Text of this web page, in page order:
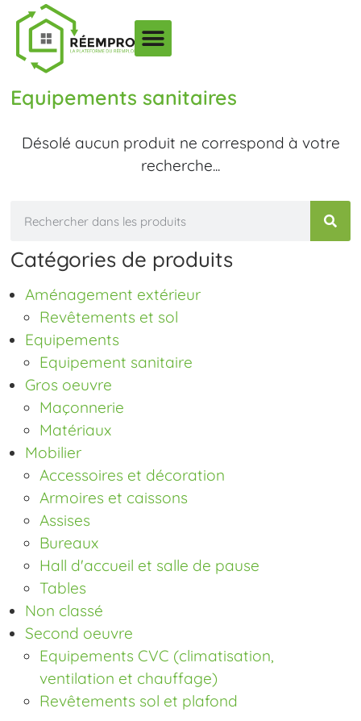
Equipements sanitaires
Désolé aucun produit ne correspond à votre
recherche...
Catégories de produits
Aménagement extérieur
Revêtements et sol
Equipements
Equipement sanitaire
Gros oeuvre
Maçonnerie
Matériaux
Mobilier
Accessoires et décoration
Armoires et caissons
Assises
Bureaux
Hall d'accueil et salle de pause
Tables
Non classé
Second oeuvre
Equipements CVC (climatisation,
ventilation et chauffage)
Revêtements sol et plafond